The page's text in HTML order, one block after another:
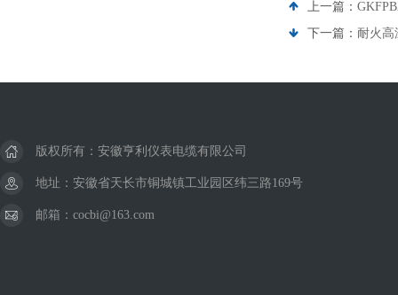
上一篇：
下一篇： 耐火高
版权所有：安徽亨利仪表电缆有限公司
地址：安徽省天长市铜城镇工业园区纬三路169号
邮箱：cocbi@163.com